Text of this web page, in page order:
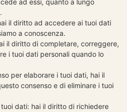
ad essi, quanto a lungo
il diritto ad accedere ai tuoi dati
a conoscenza.
il diritto di completare, correggere,
i tuoi dati personali quando lo
per elaborare i tuoi dati, hai il
consenso e di eliminare i tuoi
dati: hai il diritto di richiedere